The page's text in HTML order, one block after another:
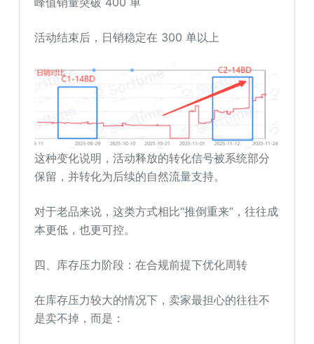
活动结束后，日销稳定在 300 单以上
这种变化说明，活动释放的转化信号被系统部分
保留，并转化为后续的自然流量支持。
对于老品来说，这类方式相比“推倒重来”，往往成
本更低，也更可控。
四、库存压力阶段：在合规前提下优化周转
在库存压力较大的情况下，卖家最担心的往往不
是卖不掉，而是：